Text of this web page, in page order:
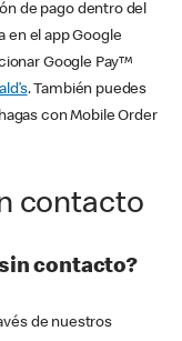
de pago dentro del
en el app Google
Google Pay™
. También puedes
con Mobile Order
contacto
contacto?
de nuestros